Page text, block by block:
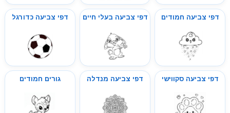
דפי צביעה חמודים דפי צביעה בעלי חיים דפי צביעה כדורגל
דפי צביעה סקווישי דפי צביעה מנדלה גורים חמודים